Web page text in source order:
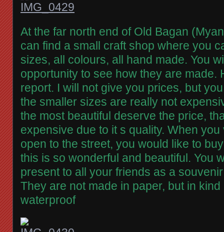
At the far north end of Old Bagan
can find a small craft shop where you
sizes, all colours, all hand made. You
opportunity to see how they are made.
report. I will not give you prices, but
the smaller sizes are really not
the most beautiful deserve the price,
expensive due to it s quality. When
open to the street, you would like to
this is so wonderful and beautiful. You
present to all your friends as a
They are not made in paper, but in
waterproof